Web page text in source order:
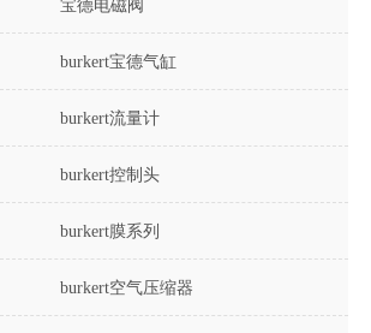
宝德电磁阀
burkert宝德气缸
burkert流量计
burkert控制头
burkert膜系列
burkert空气压缩器